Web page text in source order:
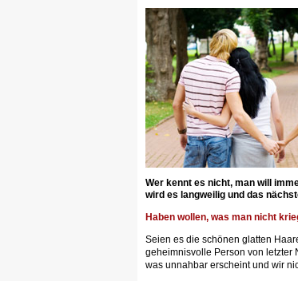
Wer kennt es nicht, man will
wird es langweilig und das
Haben wollen, was man nicht
Seien es die schönen glatten
geheimnisvolle Person von letzter
was unnahbar erscheint und wir